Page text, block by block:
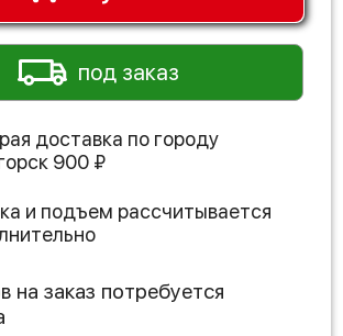
под заказ
доставка по городу
900 ₽
и подъем рассчитывается
на заказ потребуется